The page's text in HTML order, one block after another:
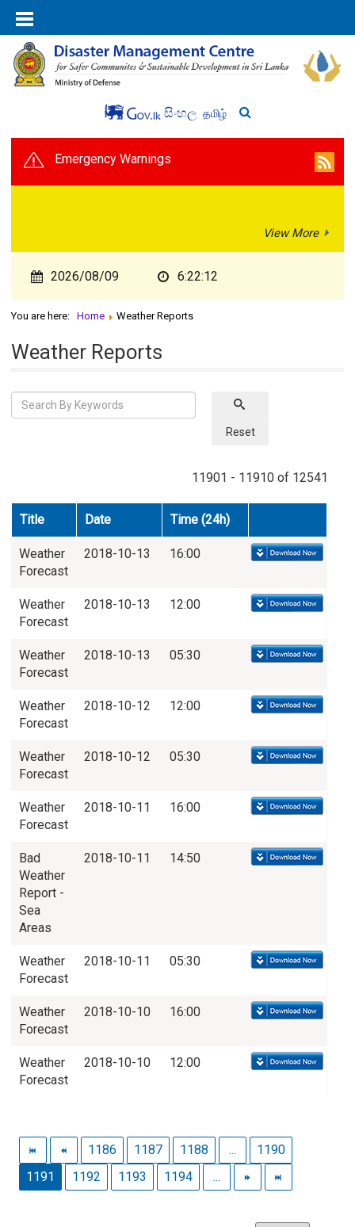
සිංහල தமிழ்
Emergency Warnings
View More
2026/08/09 6:22:12
You are here: Home Weather Reports
Weather Reports
Reset
11901 - 11910 of 12541
Title Date Time (24h)
Weather
Forecast
2018-10-13 16:00
Weather
Forecast
2018-10-13 12:00
Weather
Forecast
2018-10-13 05:30
Weather
Forecast
2018-10-12 12:00
Weather
Forecast
2018-10-12 05:30
Weather
Forecast
2018-10-11 16:00
Bad
Weather
Report -
Sea
Areas
2018-10-11 14:50
Weather
Forecast
2018-10-11 05:30
Weather
Forecast
2018-10-10 16:00
Weather
Forecast
2018-10-10 12:00
1186 1187 1188 ...
1190
1191
1192 1193 1194 ...